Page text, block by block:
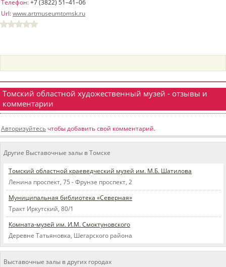
пїЅпїЅпїЅ
пїЅпїЅпїЅ
пїЅпїЅпїЅпїЅпїЅпїЅпїЅпїЅпїЅ
пїЅпїЅпїЅ пїЅпїЅпїЅпїЅпїЅ
пїЅпїЅпїЅ пїЅпїЅпїЅпїЅпїЅпїЅ
пїЅпїЅпїЅпїЅпїЅ
пїЅпїЅпїЅпїЅпїЅпїЅпїЅпїЅпїЅпїЅ
пїЅпїЅпїЅпїЅпїЅпїЅпїЅпїЅпїЅпїЅ
Телефон:+7 (3822) 51–41–06
Url:www.artmuseumtomsk.ru
Томский областной художественный музей - отзывы и
комментарии
Авторизуйтесь чтобы добавить свой комментарий.
Другие Выставочные залы в Томске
Томский областной краеведческий музей им. М.Б. Шатилова
Ленина проспект, 75 - Фрунзе проспект, 2
Муниципальная библиотека «Северная»
Тракт Иркутский, 80/1
Комната-музей им. И.М. Смоктуновского
Деревне Татьяновка, Шегарского района
Выставочные залы в других городах